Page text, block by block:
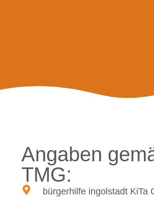
Angaben
TMG:
bürgerhilfe ingolstadt KiTa